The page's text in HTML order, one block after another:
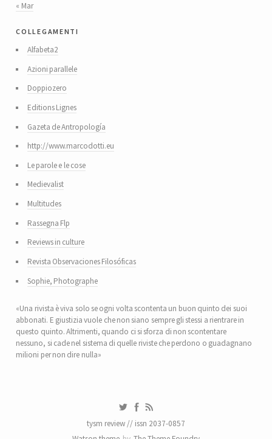
« Mar
collegamenti
Alfabeta2
Azioni parallele
Doppiozero
Editions Lignes
Gazeta de Antropología
http://www.marcodotti.eu
Le parole e le cose
Medievalist
Multitudes
Rassegna Flp
Reviews in culture
Revista Observaciones Filosóficas
Sophie, Photographe
«Una rivista è viva solo se ogni volta scontenta un buon quinto dei suoi
abbonati. E giustizia vuole che non siano sempre gli stessi a rientrare in
questo quinto. Altrimenti, quando ci si sforza di non scontentare
nessuno, si cade nel sistema di quelle riviste che perdono o guadagnano
milioni per non dire nulla»
tysm review // issn 2037-0857